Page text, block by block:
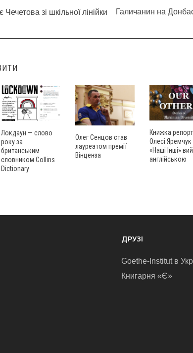
зі шкільної лінійки
Галичанин на
Локдаун — слово
року за
британським
словником Collins
Dictionary
Олег Сенцов став
лауреатом премії
Вінценза
Книжка
Олесі Яремчук
«Наші Інші»
англійською
ДРУЗІ
Goethe-Institut в
Книгарня «Є»